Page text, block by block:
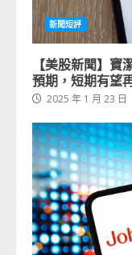
新聞短評
【美股新聞】
預期，短期有望
2025 年 1 月 23 日